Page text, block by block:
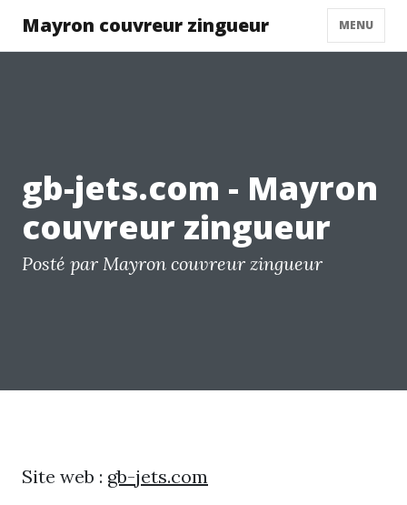
Mayron couvreur zingueur MENU
gb-jets.com - Mayron
couvreur zingueur
Posté par Mayron couvreur zingueur
Site web : gb-jets.com